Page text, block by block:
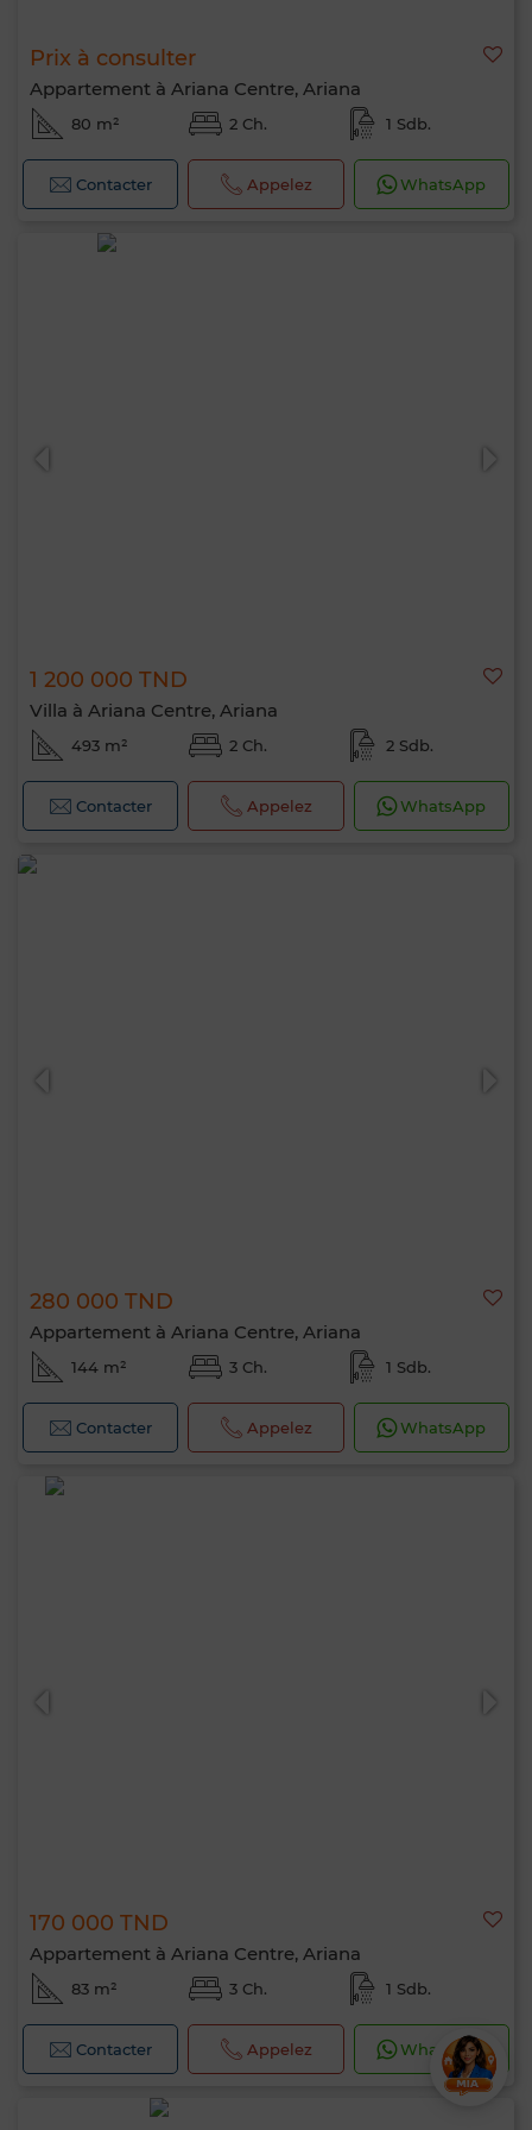
Prix à consulter
Appartement à Ariana Centre, Ariana
80 m² 2 Ch. 1 Sdb.
Contacter Appelez WhatsApp
1 200 000 TND
Villa à Ariana Centre, Ariana
493 m² 2 Ch. 2 Sdb.
Contacter Appelez WhatsApp
280 000 TND
Appartement à Ariana Centre, Ariana
144 m² 3 Ch. 1 Sdb.
Contacter Appelez WhatsApp
170 000 TND
Appartement à Ariana Centre, Ariana
83 m² 3 Ch. 1 Sdb.
Contacter Appelez WhatsApp